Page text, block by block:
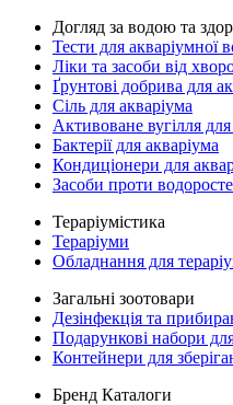
Догляд за водою та
Тести для акваріумної
Ліки та засоби від
Ґрунтові добрива для
Сіль для акваріума
Активоване вугілля для
Бактерії для акваріума
Кондиціонери для
Засоби проти
Тераріумістика
Тераріуми
Обладнання для
Загальні зоотовари
Дезінфекція та
Подарункові набори
Контейнери для
Бренд Каталоги